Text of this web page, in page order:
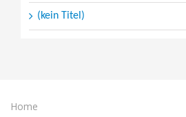
(kein Titel)
Home